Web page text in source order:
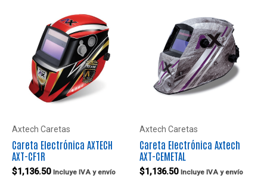
Axtech Caretas
Careta Electrónica AXTECH
AXT-CF1R
$1,136.50 Incluye IVA y envío
Axtech Caretas
Careta Electrónica Axtech
AXT-CEMETAL
$1,136.50 Incluye IVA y envío